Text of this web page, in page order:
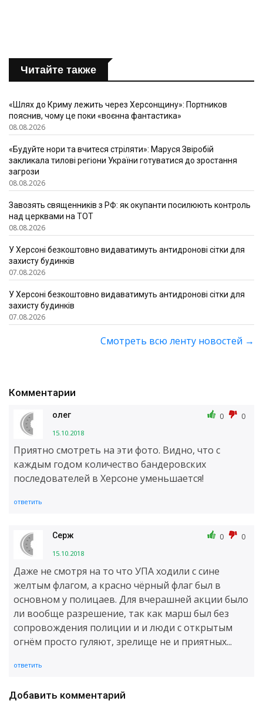
Читайте также
«Шлях до Криму лежить через Херсонщину»: Портников
пояснив, чому це поки «воєнна фантастика»
08.08.2026
«Будуйте нори та вчитеся стріляти»: Маруся Звіробій
закликала тилові регіони України готуватися до зростання
загрози
08.08.2026
Завозять священників з РФ: як окупанти посилюють контроль
над церквами на ТОТ
08.08.2026
У Херсоні безкоштовно видаватимуть антидронові сітки для
захисту будинків
07.08.2026
У Херсоні безкоштовно видаватимуть антидронові сітки для
захисту будинків
07.08.2026
Смотреть всю ленту новостей →
Комментарии
олег
15.10.2018
0 0
Приятно смотреть на эти фото. Видно, что с
каждым годом количество бандеровских
последователей в Херсоне уменьшается!
ответить
Серж
15.10.2018
0 0
Даже не смотря на то что УПА ходили с сине
желтым флагом, а красно чёрный флаг был в
основном у полицаев. Для вчерашней акции было
ли вообще разрешение, так как марш был без
сопровождения полиции и и люди с открытым
огнём просто гуляют, зрелище не и приятных...
ответить
Добавить комментарий